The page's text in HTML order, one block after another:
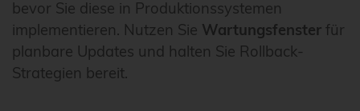
bevor Sie diese in Produktionssystemen
implementieren. Nutzen Sie Wartungsfenster für
planbare Updates und halten Sie Rollback-
Strategien bereit.